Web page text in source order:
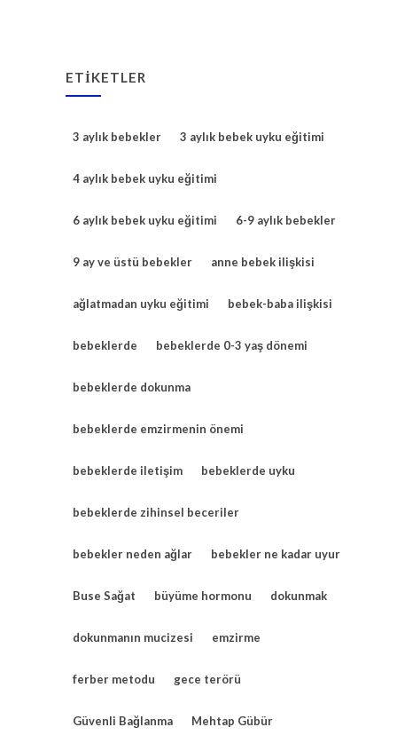
ETIKETLER
3 aylık bebekler 3 aylık bebek uyku eğitimi
4 aylık bebek uyku eğitimi
6 aylık bebek uyku eğitimi 6-9 aylık bebekler
9 ay ve üstü bebekler anne bebek ilişkisi
ağlatmadan uyku eğitimi bebek-baba ilişkisi
bebeklerde bebeklerde 0-3 yaş dönemi
bebeklerde dokunma
bebeklerde emzirmenin önemi
bebeklerde iletişim bebeklerde uyku
bebeklerde zihinsel beceriler
bebekler neden ağlar bebekler ne kadar uyur
Buse Sağat büyüme hormonu dokunmak
dokunmanın mucizesi emzirme
ferber metodu gece terörü
Güvenli Bağlanma Mehtap Gübür